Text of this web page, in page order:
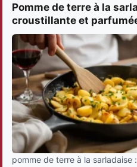
Pomme de terre à la
croustillante et
pomme de terre à la sarladaise